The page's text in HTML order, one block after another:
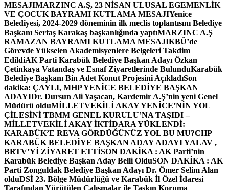
MESAJIMARZINC A.Ş, 23 NİSAN ULUSAL EGEMENLİK
VE ÇOCUK BAYRAMI KUTLAMA MESAJIYenice
Belediyesi, 2024-2029 döneminin ilk meclis toplantısını Belediye
Başkanı Sertaş Karakaş başkanlığında yaptıMARZINC A.Ş
RAMAZAN BAYRAMI KUTLAMA MESAJIKBÜ’de
Görevde Yükselen Akademisyenlere Belgeleri Takdim
EdildiAK Parti Karabük Belediye Başkan Adayı Özkan
Çetinkaya Vatandaş ve Esnaf Ziyaretlerinde BulunduKarabük
Belediye Başkanı Bin Adet Konut Projesini AçıkladıSon
dakika: ÇAYLI, MHP YENİCE BELEDİYE BAŞKAN
ADAYIDr. Dursun Ali Yaşacan, Kardemir A.Ş’nin yeni Genel
Müdürü olduMİLLETVEKİLİ AKAY YENİCE’NİN YOL
ÇİLESİNİ TBMM GENEL KURULU’NA TAŞIDI –
MİLLETVEKİLİ AKAY İKTİDARA YÜKLENDİ:
KARABÜK’E REVA GÖRDÜĞÜNÜZ YOL BU MU?CHP
KARABÜK BELEDİYE BAŞKAN ADAY ADAYI YALAV ,
BRTV’Yİ ZİYARET ETTİSON DAKİKA : AK Parti’nin
Karabük Belediye Başkan Aday Belli OlduSON DAKİKA : AK
Parti Zonguldak Belediye Başkan Adayı Dr. Ömer Selim Alan
olduDSİ 23. Bölge Müdürlüğü ve Karabük İl Özel İdaresi
Tarafından Yürütülen Çalışmalar ile Taşkın Koruma